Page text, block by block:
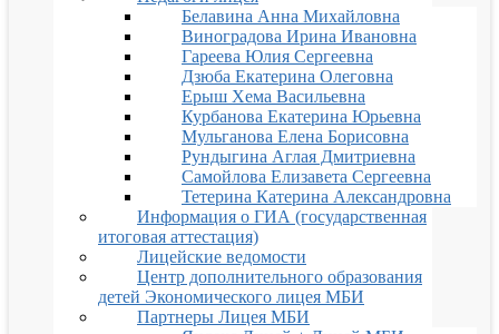
Белавина Анна Михайловна
Виноградова Ирина Ивановна
Гареева Юлия Сергеевна
Дзюба Екатерина Олеговна
Ерыш Хема Васильевна
Курбанова Екатерина Юрьевна
Мульганова Елена Борисовна
Рундыгина Аглая Дмитриевна
Самойлова Елизавета Сергеевна
Тетерина Катерина Александровна
Информация о ГИА (государственная
итоговая аттестация)
Лицейские ведомости
Центр дополнительного образования
детей Экономического лицея МБИ
Партнеры Лицея МБИ